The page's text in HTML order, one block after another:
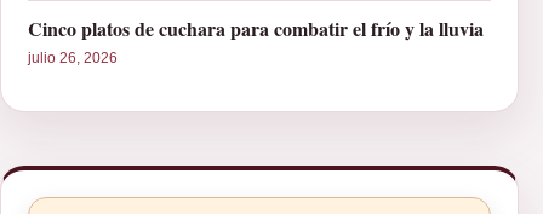
Cinco platos de cuchara para combatir el frío y la lluvia
julio 26, 2026